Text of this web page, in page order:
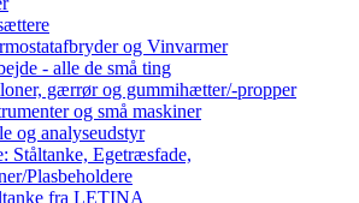
og Vinvarmer
- alle de små ting
gærrør og gummihætter/-propper
og små maskiner
og analyseudstyr
Ståltanke, Egetræsfade,
Plasbeholdere
fra LETINA